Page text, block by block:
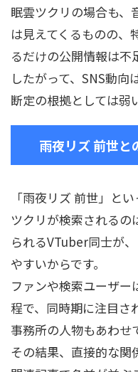
眠雲ツクリの場合も、
は見えてくるものの、
るだけの公開情報は不
したがって、SNS動向
断定の根拠としては弱
雨夜リズ 前世と
「雨夜リズ 前世」と
ツクリが検索される
られるVTuber同士が
やすいからです。
ファンや検索ユーザ
程で、同時期に注目さ
事務所の人物もあわせ
その結果、直接的な関